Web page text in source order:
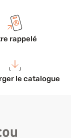
rappelé
le catalogue